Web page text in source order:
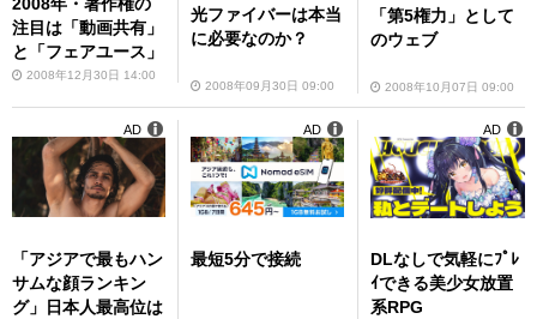
注目は「動画共有」
と「フェアユース」
2008年12月30日 14:00
光ファイバーは本当
に必要なのか？
2008年09月30日 09:00
「第5権力」として
のウェブ
2008年10月07日 09:00
「アジアで最もハン
サムな顔ランキン
グ」日本人最高位は
AD
最短5分で接続
AD
DLなしで気軽にﾌﾟﾚ
ｲできる美少女放置
系RPG
AD